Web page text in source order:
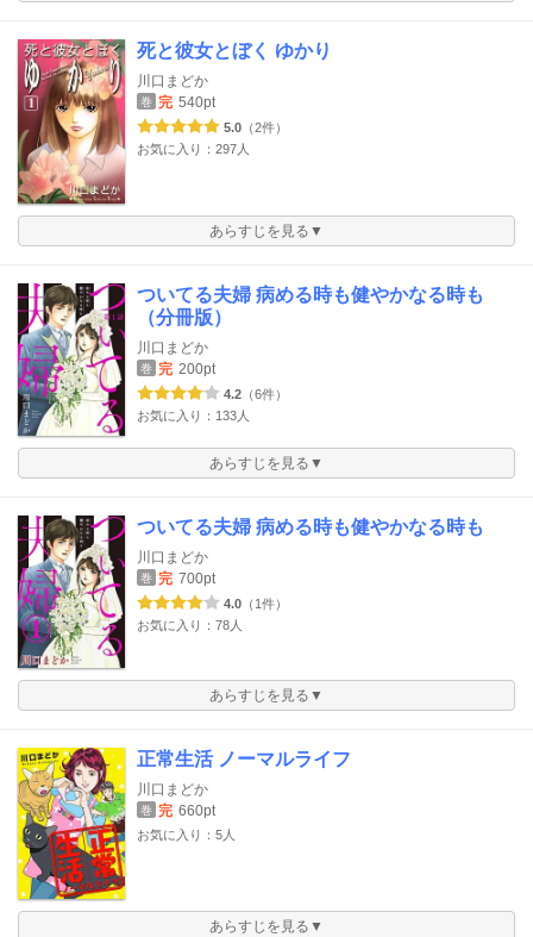
死と彼女とぼく ゆかり
川口まどか
巻 完 540pt
5.0 （2件）
お気に入り：297人
あらすじを見る▼
ついてる夫婦 病める時も健やかなる時も
（分冊版）
川口まどか
巻 完 200pt
4.2 （6件）
お気に入り：133人
あらすじを見る▼
ついてる夫婦 病める時も健やかなる時も
川口まどか
巻 完 700pt
4.0 （1件）
お気に入り：78人
あらすじを見る▼
正常生活 ノーマルライフ
川口まどか
巻 完 660pt
お気に入り：5人
あらすじを見る▼